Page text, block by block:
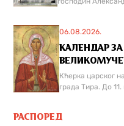
06.08.2026.
КАЛЕНДАР ЗА
Кћерка царског
града Тира. До
РАСПОРЕД